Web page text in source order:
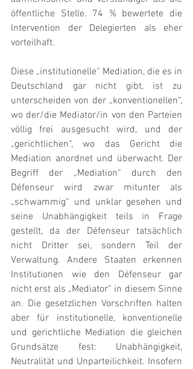
öffentliche Stelle. 74 % bewertete die
Intervention der Delegierten als eher
vorteilhaft.
Diese „institutionelle“ Mediation, die es in
Deutschland gar nicht gibt, ist zu
unterscheiden von der „konventionellen“,
wo der/die Mediator/in von den Parteien
völlig frei ausgesucht wird, und der
„gerichtlichen“, wo das Gericht die
Mediation anordnet und überwacht. Der
Begriff der „Mediation“ durch den
Défenseur wird zwar mitunter als
„schwammig“ und unklar gesehen und
seine Unabhängigkeit teils in Frage
gestellt, da der Défenseur tatsächlich
nicht Dritter sei, sondern Teil der
Verwaltung. Andere Staaten erkennen
Institutionen wie den Défenseur gar
nicht erst als „Mediator“ in diesem Sinne
an. Die gesetzlichen Vorschriften halten
aber für institutionelle, konventionelle
und gerichtliche Mediation die gleichen
Grundsätze fest: Unabhängigkeit,
Neutralität und Unparteilichkeit. Insofern